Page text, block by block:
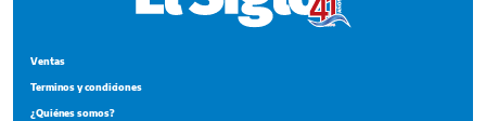
Ventas
Terminos y condiciones
¿Quiénes somos?